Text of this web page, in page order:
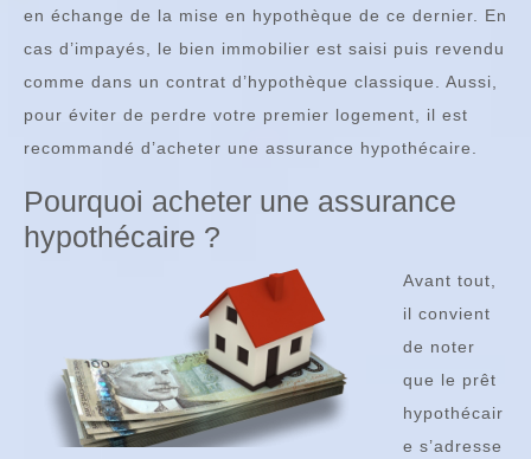
en échange de la mise en hypothèque de ce dernier. En
cas d’impayés, le bien immobilier est saisi puis revendu
comme dans un contrat d’hypothèque classique. Aussi,
pour éviter de perdre votre premier logement, il est
recommandé d’acheter une assurance hypothécaire.
Pourquoi acheter une assurance
hypothécaire ?
Avant tout,
il convient
de noter
que le prêt
hypothécair
e s’adresse